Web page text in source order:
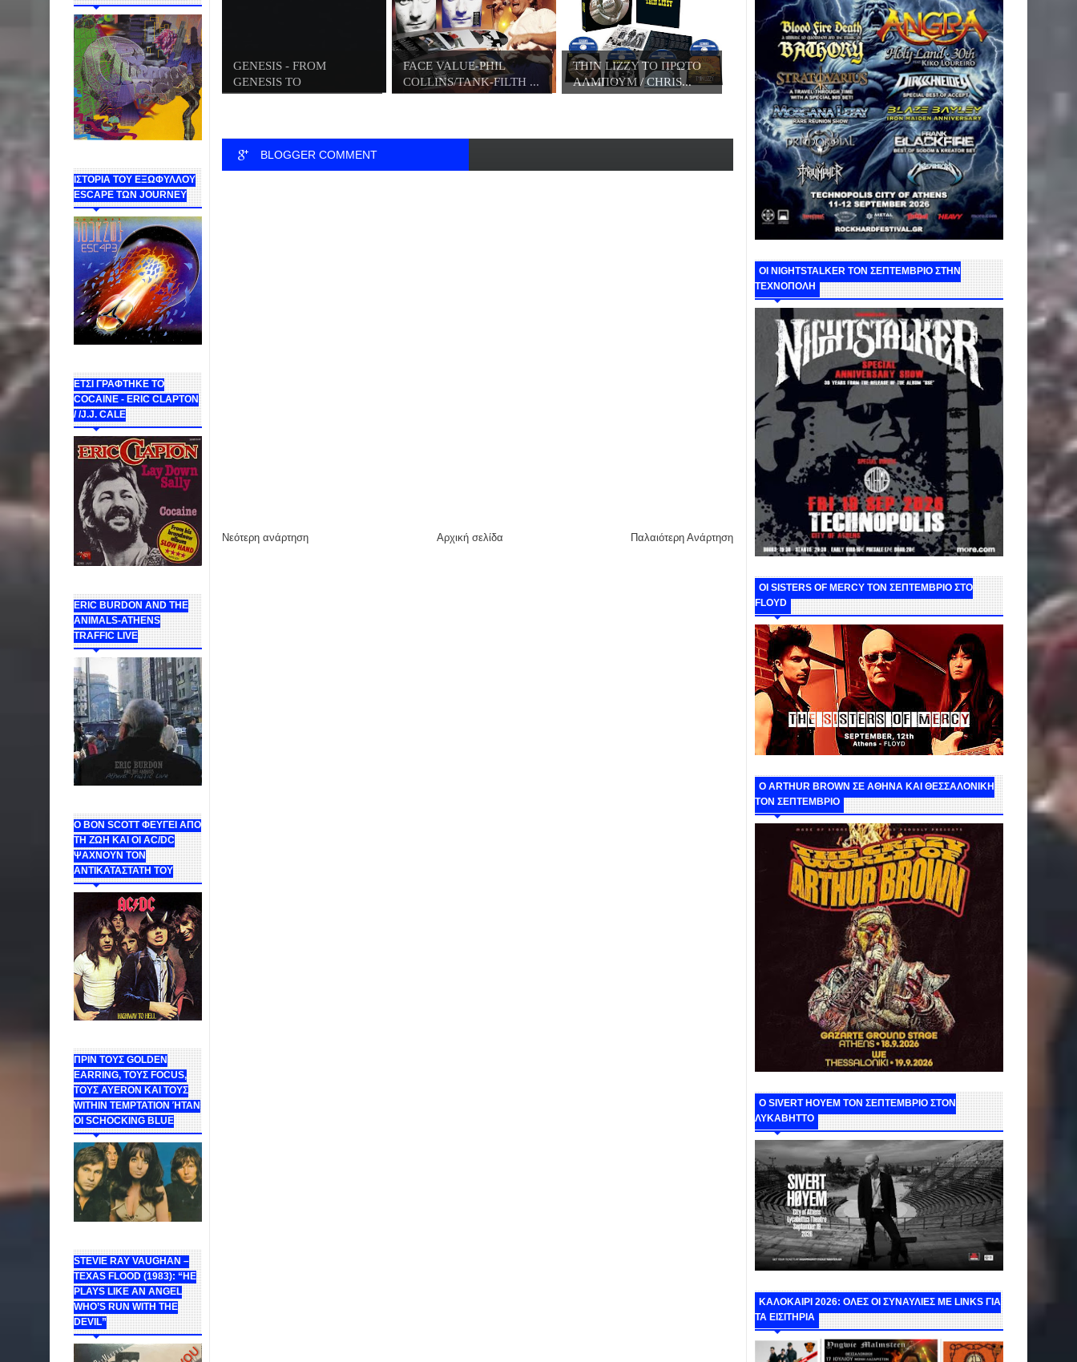
ΙΣΤΟΡΙΑ ΤΟΥ ΕΞΩΦΥΛΛΟΥ
ESCAPE ΤΩΝ JOURNEY
ΕΤΣΙ ΓΡΑΦΤΗΚΕ ΤΟ
COCAINE - ERIC CLAPTON
/ /J.J. CALE
ERIC BURDON AND THE
ANIMALS-ATHENS
TRAFFIC LIVE
Ο BON SCOTT ΦΕΥΓΕΙ ΑΠΟ
ΤΗ ΖΩΗ ΚΑΙ ΟΙ AC/DC
ΨΑΧΝΟΥΝ ΤΟΝ
ΑΝΤΙΚΑΤΑΣΤΑΤΗ ΤΟΥ
ΠΡΙΝ ΤΟΥΣ GOLDEN
EARRING, ΤΟΥΣ FOCUS,
ΤΟΥΣ ΑΥΕROΝ ΚΑΙ ΤΟΥΣ
WITHIN TEMPTATION ΉΤΑΝ
ΟΙ SCHOCKING BLUE
STEVIE RAY VAUGHAN –
TEXAS FLOOD (1983): “HE
PLAYS LIKE AN ANGEL
WHO’S RUN WITH THE
DEVIL”
GENESIS - FROM
GENESIS TO
REVELATIO...
FACE VALUE-PHIL
COLLINS/TANK-FILTH ...
THIN LIZZY ΤΟ ΠΡΩΤΟ
ΑΛΜΠΟΥΜ / CHRIS...
BLOGGER COMMENT
Νεότερη ανάρτηση Παλαιότερη Ανάρτηση
Αρχική σελίδα
ΟΙ NIGHTSTALKER ΤΟΝ ΣΕΠΤΕΜΒΡΙΟ ΣΤΗΝ
ΤΕΧΝΟΠΟΛΗ
ΟΙ SISTERS OF MERCY ΤΟΝ ΣΕΠΤΕΜΒΡΙΟ ΣΤΟ
FLOYD
O ARTHUR BROWN ΣΕ ΑΘΗΝΑ ΚΑΙ ΘΕΣΣΑΛΟΝΙΚΗ
ΤΟΝ ΣΕΠΤΕΜΒΡΙΟ
Ο SIVERT HOYEM ΤΟΝ ΣΕΠΤΕΜΒΡΙΟ ΣΤΟΝ
ΛΥΚΑΒΗΤΤΟ
ΚΑΛΟΚΑΙΡΙ 2026: ΟΛΕΣ ΟΙ ΣΥΝΑΥΛΙΕΣ ΜΕ LINKS ΓΙΑ
ΤΑ ΕΙΣΙΤΗΡΙΑ